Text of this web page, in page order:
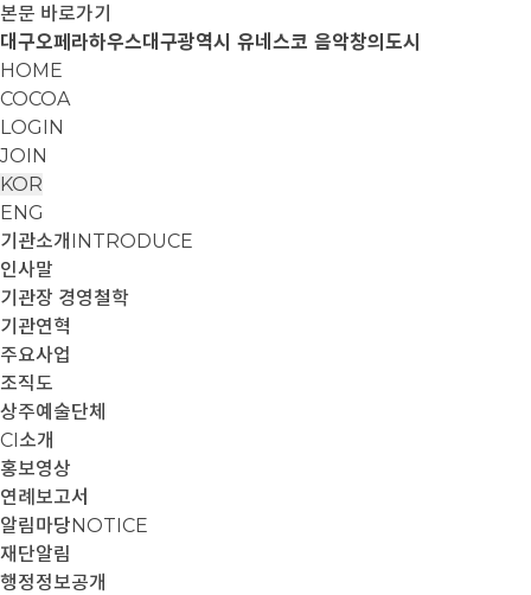
본문 바로가기
대구오페라하우스대구광역시 유네스코 음악창의도시
HOME
COCOA
LOGIN
JOIN
KOR
ENG
기관소개 INTRODUCE
인사말
기관장 경영철학
기관연혁
주요사업
조직도
상주예술단체
CI소개
홍보영상
연례보고서
알림마당NOTICE
재단알림
행정정보공개